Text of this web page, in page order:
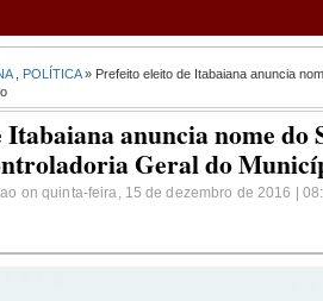
, POLÍTICA» Prefeito eleito de Itabaiana anuncia
anuncia nome do
Geral do
on quinta-feira, 15 de dezembro de 2016 |